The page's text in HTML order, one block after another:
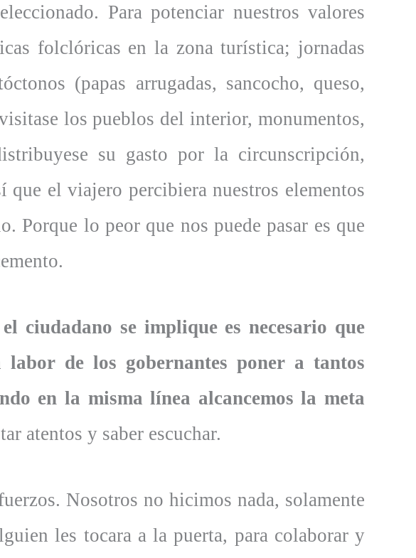
Para potenciar nuestros valores
folclóricas en la zona turística; jornadas
(papas arrugadas, sancocho, queso,
los pueblos del interior, monumentos,
su gasto por la circunscripción,
el viajero percibiera nuestros elementos
lo peor que nos puede pasar es que
ciudadano se implique es necesario que
de los gobernantes poner a tantos
en la misma línea alcancemos la meta
atentos y saber escuchar.
Nosotros no hicimos nada, solamente
les tocara a la puerta, para colaborar y